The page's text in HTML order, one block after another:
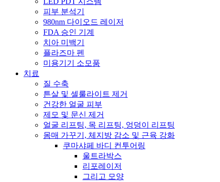
피부 분석기
980nm 다이오드 레이저
FDA 승인 기계
치아 미백기
플라즈마 펜
미용기기 소모품
치료
질 수축
튼살 및 셀룰라이트 제거
건강한 얼굴 피부
제모 및 문신 제거
얼굴 리프팅, 목 리프팅, 엉덩이 리프팅
몸매 가꾸기, 체지방 감소 및 근육 강화
쿠마샤페 바디 컨투어링
울트라박스
리포레이저
그리고 모양